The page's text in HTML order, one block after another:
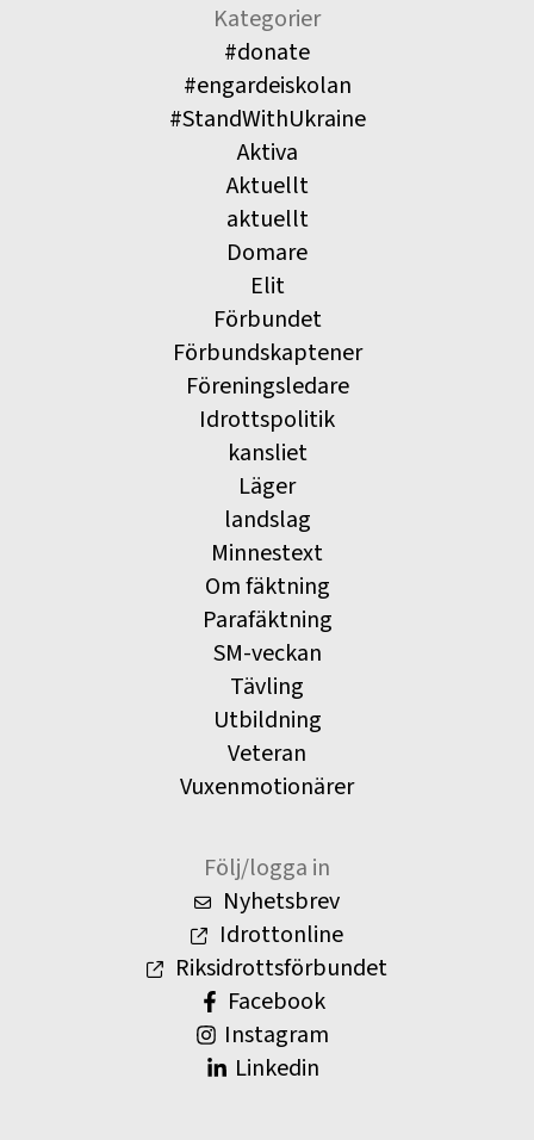
Kategorier
#donate
#engardeiskolan
#StandWithUkraine
Aktiva
Aktuellt
aktuellt
Domare
Elit
Förbundet
Förbundskaptener
Föreningsledare
Idrottspolitik
kansliet
Läger
landslag
Minnestext
Om fäktning
Parafäktning
SM-veckan
Tävling
Utbildning
Veteran
Vuxenmotionärer
Följ/logga in
Nyhetsbrev
Idrottonline
Riksidrottsförbundet
Facebook
Instagram
Linkedin